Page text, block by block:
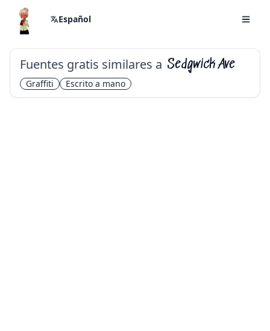
Español
Fuentes gratis similares a Sedgwick Ave
Graffiti Escrito a mano